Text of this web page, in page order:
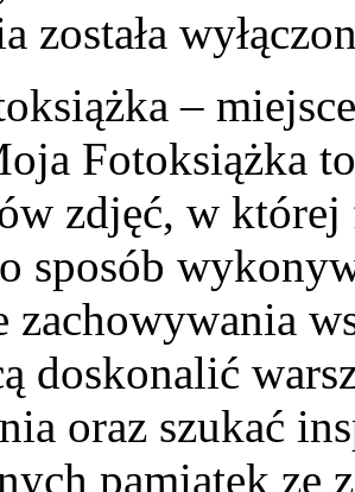
została
–
Fotoksiążka
zdjęć, w
sposób
zachowywania
doskonalić
oraz szukać
pamiątek ze